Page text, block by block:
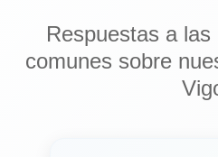
Respuestas a
comunes sobre